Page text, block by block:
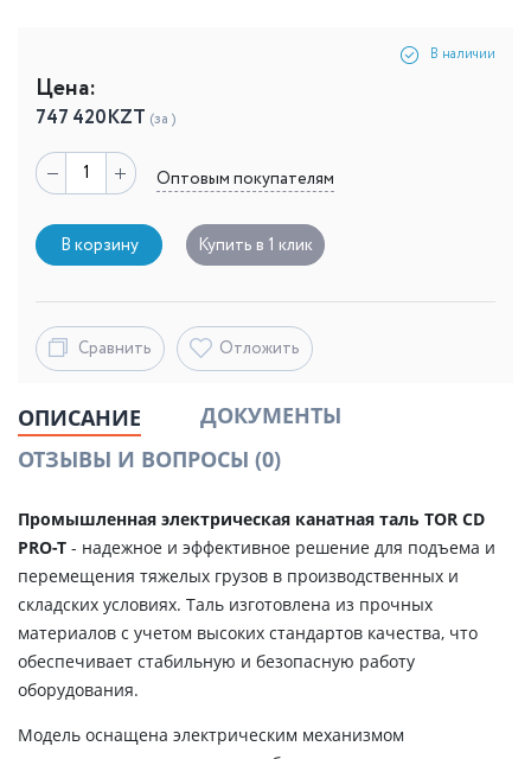
В наличии
Цена:
747 420KZT (за )
Оптовым покупателям
В корзину Купить в 1 клик
Сравнить Отложить
ОПИСАНИЕ
ДОКУМЕНТЫ
ОТЗЫВЫ И ВОПРОСЫ (0)
Промышленная электрическая канатная таль TOR CD
PRO-T - надежное и эффективное решение для подъема и
перемещения тяжелых грузов в производственных и
складских условиях. Таль изготовлена из прочных
материалов с учетом высоких стандартов качества, что
обеспечивает стабильную и безопасную работу
оборудования.
Модель оснащена электрическим механизмом